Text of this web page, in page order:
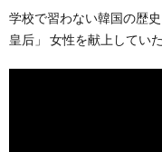
学校で習わない韓国の歴
皇后」 女性を献上してい